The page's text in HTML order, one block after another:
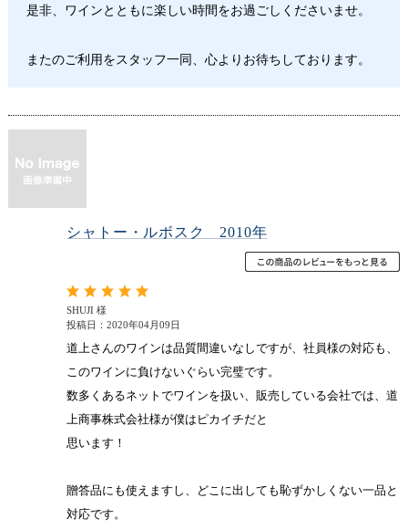
是非、ワインとともに楽しい時間をお過ごしくださいませ。
またのご利用をスタッフ一同、心よりお待ちしております。
シャトー・ルボスク 2010年
SHUJI 様
投稿日：2020年04月09日
道上さんのワインは品質間違いなしですが、社員様の対応も、
このワインに負けないぐらい完璧です。
数多くあるネットでワインを扱い、販売している会社では、道
上商事株式会社様が僕はピカイチだと
思います！
贈答品にも使えますし、どこに出しても恥ずかしくない一品と
対応です。